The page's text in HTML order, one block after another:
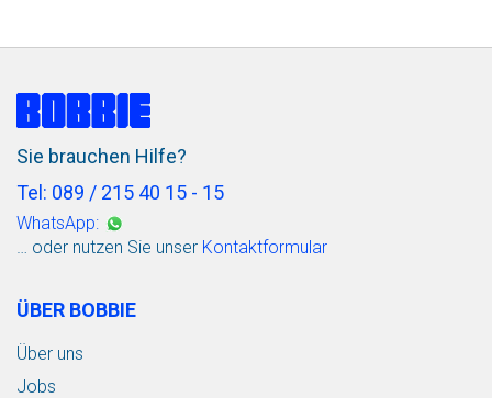
Sie brauchen Hilfe?
Tel: 089 / 215 40 15 - 15
WhatsApp:
… oder nutzen Sie unser Kontaktformular
ÜBER BOBBIE
Über uns
Jobs